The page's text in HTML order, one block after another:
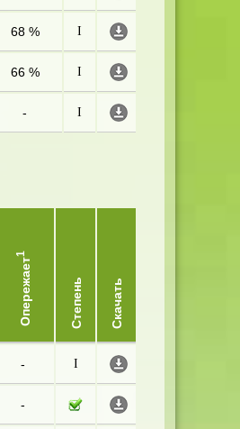
68 % I
66 % I
- I
Опережает
1
Степень Скачать
- I
-